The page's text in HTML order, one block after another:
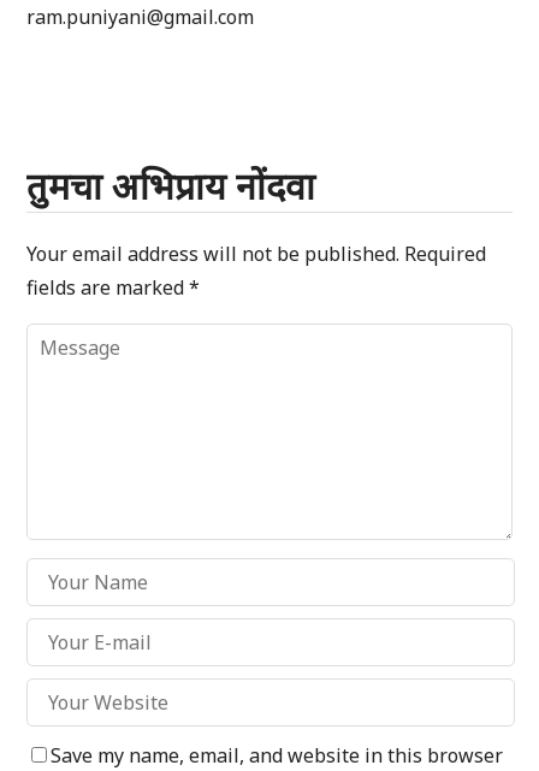
ram.puniyani@gmail.com
तुमचा अभिप्राय नोंदवा
Your email address will not be published. Required
fields are marked*
Save my name, email, and website in this browser